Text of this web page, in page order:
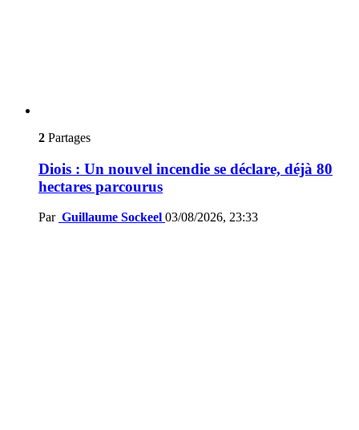
2 Partages
Diois : Un nouvel incendie se déclare, déjà 80
hectares parcourus
Par Guillaume Sockeel 03/08/2026, 23:33